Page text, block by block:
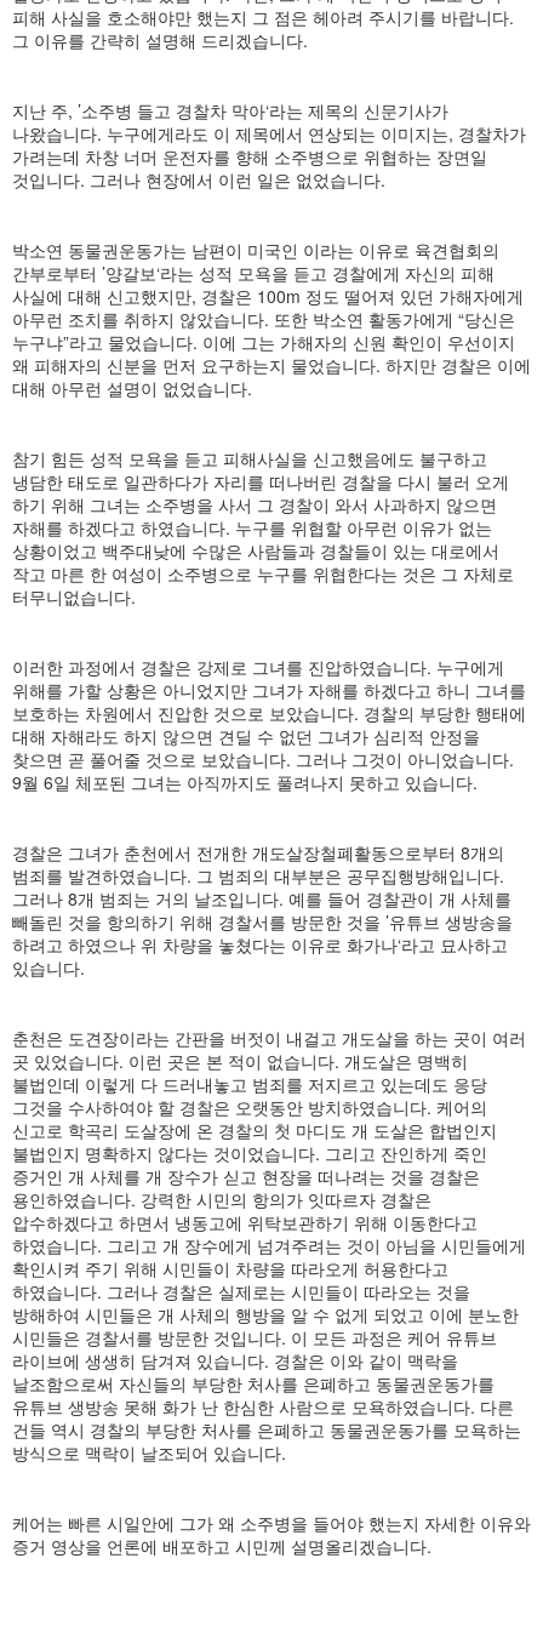
피해 사실을 호소해야만 했는지 그 점은 헤아려 주시기를 바랍니다.
그 이유를 간략히 설명해 드리겠습니다.
지난 주, ’소주병 들고 경찰차 막아‘라는 제목의 신문기사가
나왔습니다. 누구에게라도 이 제목에서 연상되는 이미지는, 경찰차가
가려는데 차창 너머 운전자를 향해 소주병으로 위협하는 장면일
것입니다. 그러나 현장에서 이런 일은 없었습니다.
박소연 동물권운동가는 남편이 미국인 이라는 이유로 육견협회의
간부로부터 ’양갈보‘라는 성적 모욕을 듣고 경찰에게 자신의 피해
사실에 대해 신고했지만, 경찰은 100m 정도 떨어져 있던 가해자에게
아무런 조치를 취하지 않았습니다. 또한 박소연 활동가에게 “당신은
누구냐”라고 물었습니다. 이에 그는 가해자의 신원 확인이 우선이지
왜 피해자의 신분을 먼저 요구하는지 물었습니다. 하지만 경찰은 이에
대해 아무런 설명이 없었습니다.
참기 힘든 성적 모욕을 듣고 피해사실을 신고했음에도 불구하고
냉담한 태도로 일관하다가 자리를 떠나버린 경찰을 다시 불러 오게
하기 위해 그녀는 소주병을 사서 그 경찰이 와서 사과하지 않으면
자해를 하겠다고 하였습니다. 누구를 위협할 아무런 이유가 없는
상황이었고 백주대낮에 수많은 사람들과 경찰들이 있는 대로에서
작고 마른 한 여성이 소주병으로 누구를 위협한다는 것은 그 자체로
터무니없습니다.
이러한 과정에서 경찰은 강제로 그녀를 진압하였습니다. 누구에게
위해를 가할 상황은 아니었지만 그녀가 자해를 하겠다고 하니 그녀를
보호하는 차원에서 진압한 것으로 보았습니다. 경찰의 부당한 행태에
대해 자해라도 하지 않으면 견딜 수 없던 그녀가 심리적 안정을
찾으면 곧 풀어줄 것으로 보았습니다. 그러나 그것이 아니었습니다.
9월 6일 체포된 그녀는 아직까지도 풀려나지 못하고 있습니다.
경찰은 그녀가 춘천에서 전개한 개도살장철폐활동으로부터 8개의
범죄를 발견하였습니다. 그 범죄의 대부분은 공무집행방해입니다.
그러나 8개 범죄는 거의 날조입니다. 예를 들어 경찰관이 개 사체를
빼돌린 것을 항의하기 위해 경찰서를 방문한 것을 ’유튜브 생방송을
하려고 하였으나 위 차량을 놓쳤다는 이유로 화가나‘라고 묘사하고
있습니다.
춘천은 도견장이라는 간판을 버젓이 내걸고 개도살을 하는 곳이 여러
곳 있었습니다. 이런 곳은 본 적이 없습니다. 개도살은 명백히
불법인데 이렇게 다 드러내놓고 범죄를 저지르고 있는데도 응당
그것을 수사하여야 할 경찰은 오랫동안 방치하였습니다. 케어의
신고로 학곡리 도살장에 온 경찰의 첫 마디도 개 도살은 합법인지
불법인지 명확하지 않다는 것이었습니다. 그리고 잔인하게 죽인
증거인 개 사체를 개 장수가 싣고 현장을 떠나려는 것을 경찰은
용인하였습니다. 강력한 시민의 항의가 잇따르자 경찰은
압수하겠다고 하면서 냉동고에 위탁보관하기 위해 이동한다고
하였습니다. 그리고 개 장수에게 넘겨주려는 것이 아님을 시민들에게
확인시켜 주기 위해 시민들이 차량을 따라오게 허용한다고
하였습니다. 그러나 경찰은 실제로는 시민들이 따라오는 것을
방해하여 시민들은 개 사체의 행방을 알 수 없게 되었고 이에 분노한
시민들은 경찰서를 방문한 것입니다. 이 모든 과정은 케어 유튜브
라이브에 생생히 담겨져 있습니다. 경찰은 이와 같이 맥락을
날조함으로써 자신들의 부당한 처사를 은폐하고 동물권운동가를
유튜브 생방송 못해 화가 난 한심한 사람으로 모욕하였습니다. 다른
건들 역시 경찰의 부당한 처사를 은폐하고 동물권운동가를 모욕하는
방식으로 맥락이 날조되어 있습니다.
케어는 빠른 시일안에 그가 왜 소주병을 들어야 했는지 자세한 이유와
증거 영상을 언론에 배포하고 시민께 설명올리겠습니다.